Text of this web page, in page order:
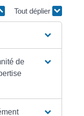
Tout déplier
de